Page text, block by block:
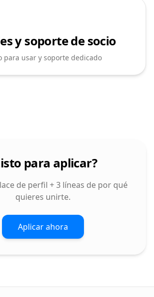
y soporte de socio
para usar y soporte dedicado
para aplicar?
de perfil + 3 líneas de por qué
quieres unirte.
Aplicar ahora